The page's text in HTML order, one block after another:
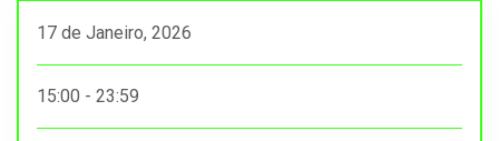
17 de Janeiro, 2026
15:00 - 23:59